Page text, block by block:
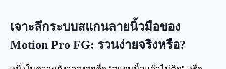
เจาะลึกระบบสแกนลายนิ้วมือของ
Motion Pro FG: รวนง่ายจริงหรือ?